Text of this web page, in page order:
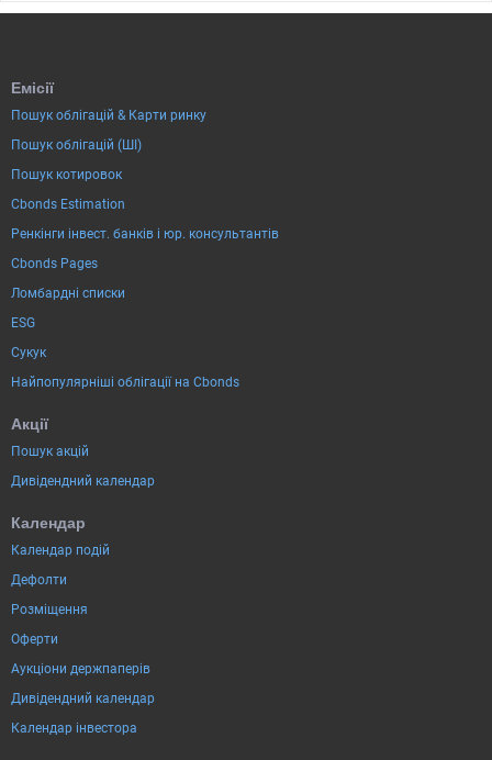
Емісії
Пошук облігацій & Карти ринку
Пошук облігацій (ШІ)
Пошук котировок
Cbonds Estimation
Ренкінги інвест. банків і юр. консультантів
Cbonds Pages
Ломбардні списки
ESG
Сукук
Найпопулярніші облігації на Cbonds
Акції
Пошук акцій
Дивідендний календар
Календар
Календар подій
Дефолти
Розміщення
Оферти
Аукціони держпаперів
Дивідендний календар
Календар інвестора